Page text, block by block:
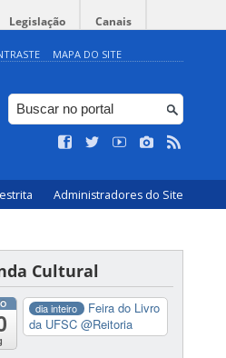
Legislação Canais
MAPA DO SITE
Administradores do Site
Cultural
dia inteiro
Feira do Livro
da UFSC @Reitoria